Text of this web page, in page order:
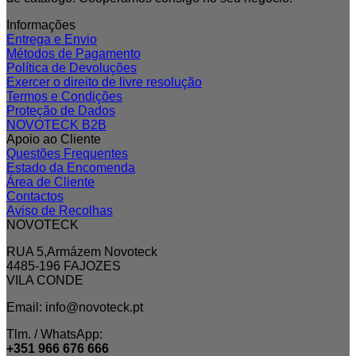
Informações
Entrega e Envio
Métodos de Pagamento
Política de Devoluções
Exercer o direito de livre resolução
Termos e Condições
Proteção de Dados
NOVOTECK B2B
Apoio ao Cliente
Questões Frequentes
Estado da Encomenda
Área de Cliente
Contactos
Aviso de Recolhas
NOVOTECK
RUA 5,Armázem Novoteck
4485-196 FAJOZES
VILA CONDE
Email: info@novoteck.pt
Tlm. / WhatsApp:
+351 966 676 666